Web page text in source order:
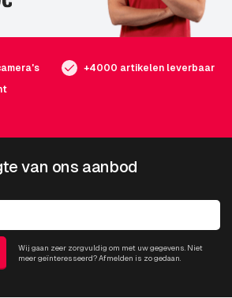
+4000 artikelen leverbaar
van ons aanbod
Wij gaan zeer zorgvuldig om met uw gegevens. Niet
meer geïnteresseerd? Afmelden is zo gedaan.